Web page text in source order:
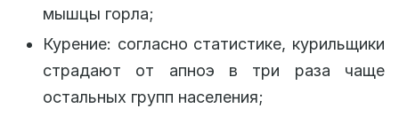
мышцы горла;
Курение: согласно статистике, курильщики
страдают от апноэ в три раза чаще
остальных групп населения;